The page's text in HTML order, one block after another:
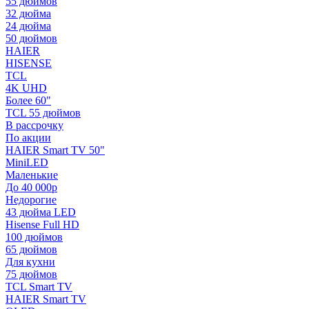
32 дюйма
24 дюйма
50 дюймов
HAIER
HISENSE
TCL
4K UHD
Более 60"
TCL 55 дюймов
В рассрочку
По акции
HAIER Smart TV 50"
MiniLED
Маленькие
До 40 000р
Недорогие
43 дюйма LED
Hisense Full HD
100 дюймов
65 дюймов
Для кухни
75 дюймов
TCL Smart TV
HAIER Smart TV